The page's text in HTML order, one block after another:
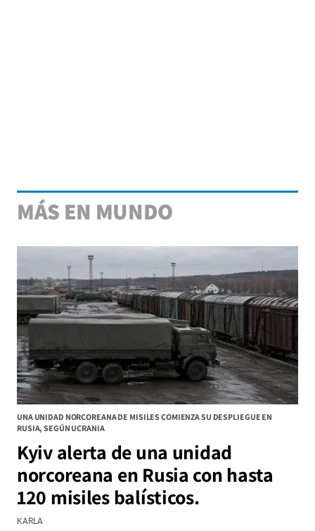
MÁS EN MUNDO
UNA UNIDAD NORCOREANA DE MISILES COMIENZA SU DESPLIEGUE EN
RUSIA, SEGÚN UCRANIA
Kyiv alerta de una unidad
norcoreana en Rusia con hasta
120 misiles balísticos.
KARLA